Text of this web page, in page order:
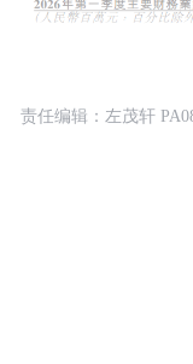
责任编辑：左茂轩